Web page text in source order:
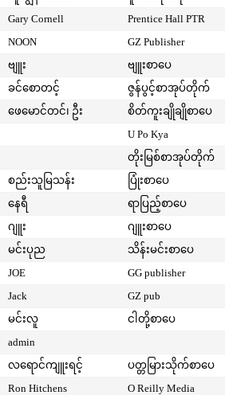
Gary Cornell Prentice Hall PTR
NOON GZ Publisher
ဗျူး ဗျူးစာပေ
ခင်စောတင့် ဇွန်ပွင့်စာအုပ်တိုက်
ဖေမောင်တင်၊ ဦး စိတ်ကူးချိုချိုစာပေ
U Po Kya
တိုးမြစ်စာအုပ်တိုက်
စည်းသူမြသန်း ပြုံးစာပေ
နေရီ ရာပြည့်စာပေ
ဂျူး ဂျူးစာပေ
မင်းပုည သိန်းမင်းစာပေ
JOE GG publisher
Jack GZ pub
မင်းလူ ငါတို့စာပေ
admin
လရောင်ကျူးရင့် ပတ္တမြားသိုက်စာပေ
Ron Hitchens O Reilly Media